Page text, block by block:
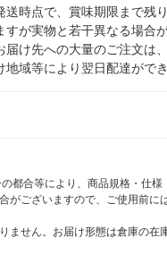
時点で、賞味期限まで残
が実物と若干異なる場合
け先への大量のご注文は
域等により翌日配達がで
都合等により、商品規格・仕
ございますので、ご使用前
せん。お届け形態は倉庫の在